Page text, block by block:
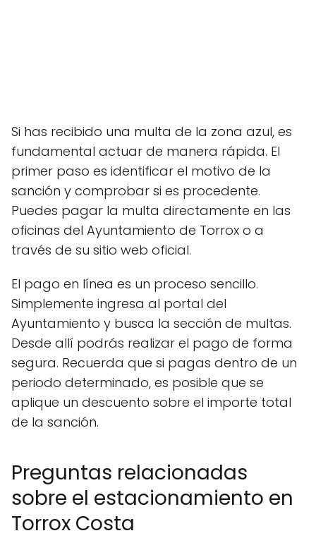
Si has recibido una multa de la zona azul, es
fundamental actuar de manera rápida. El
primer paso es identificar el motivo de la
sanción y comprobar si es procedente.
Puedes pagar la multa directamente en las
oficinas del Ayuntamiento de Torrox o a
través de su sitio web oficial.
El pago en línea es un proceso sencillo.
Simplemente ingresa al portal del
Ayuntamiento y busca la sección de multas.
Desde allí podrás realizar el pago de forma
segura. Recuerda que si pagas dentro de un
periodo determinado, es posible que se
aplique un descuento sobre el importe total
de la sanción.
Preguntas relacionadas
sobre el estacionamiento en
Torrox Costa